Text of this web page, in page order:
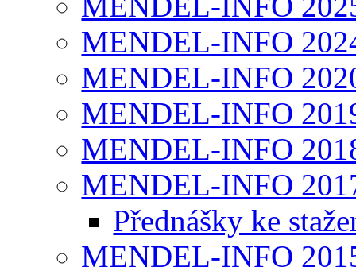
MENDEL-INFO
MENDEL-INFO
MENDEL-INFO
MENDEL-INFO
MENDEL-INFO
Přednášky ke
MENDEL-INFO